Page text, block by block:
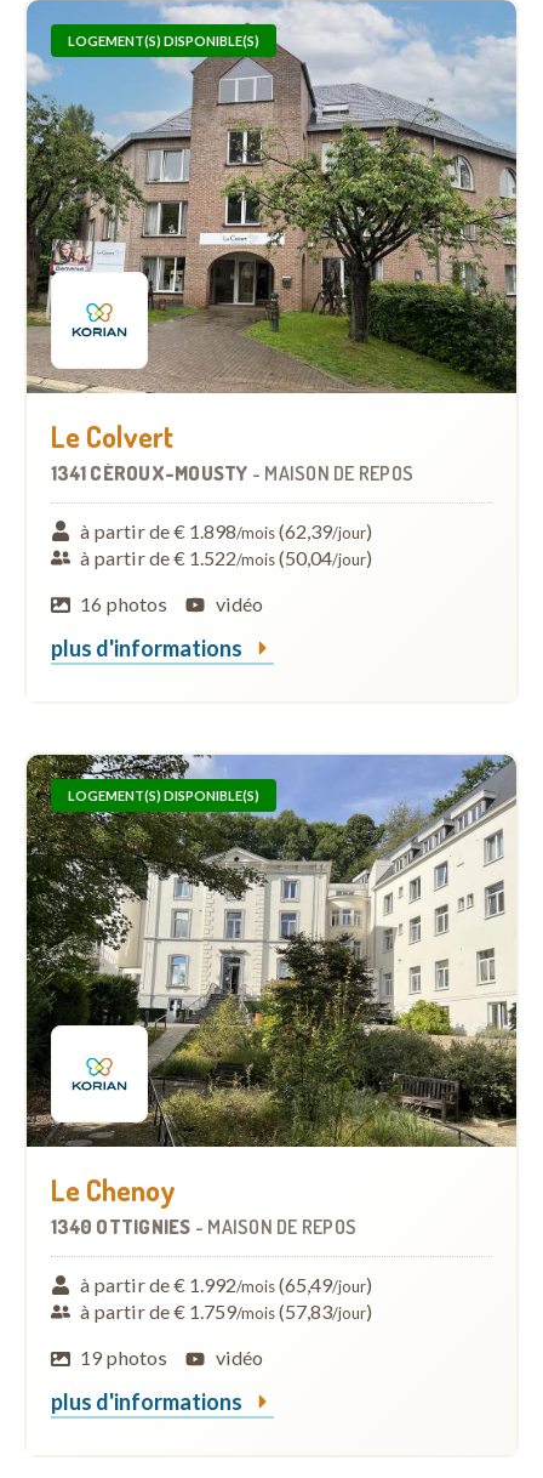
LOGEMENT(S) DISPONIBLE(S)
Le Colvert
1341 CÉROUX-MOUSTY - MAISON DE REPOS
à partir de € 1.898/mois(62,39/jour)
à partir de € 1.522/mois(50,04/jour)
16 photos
vidéo
plus d'informations
LOGEMENT(S) DISPONIBLE(S)
Le Chenoy
1340 OTTIGNIES - MAISON DE REPOS
à partir de € 1.992/mois(65,49/jour)
à partir de € 1.759/mois(57,83/jour)
19 photos
vidéo
plus d'informations